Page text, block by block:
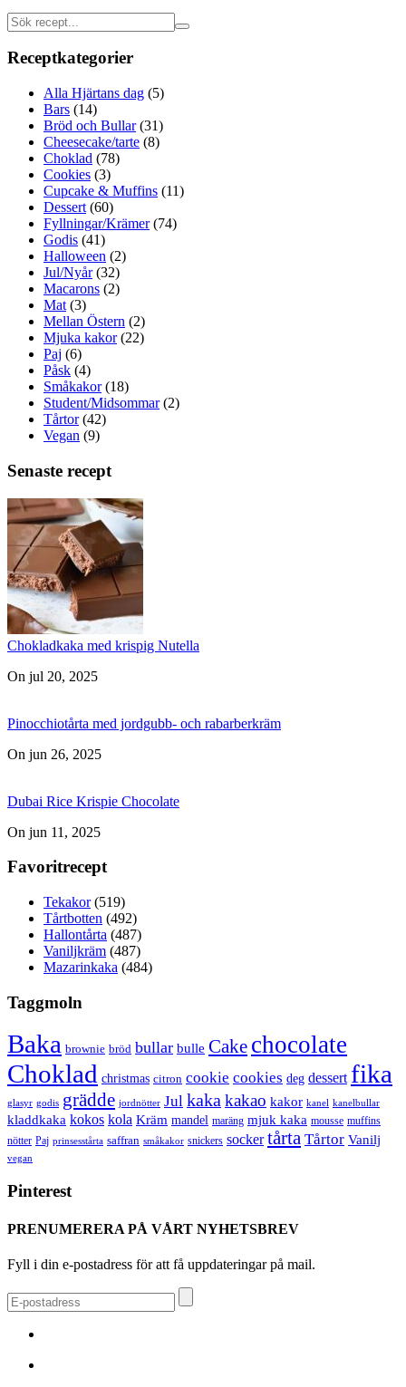
Receptkategorier
Alla Hjärtans dag (5)
Bars (14)
Bröd och Bullar(31)
Cheesecake/tarte (8)
Choklad (78)
Cookies (3)
Cupcake & Muffins (11)
Dessert (60)
Fyllningar/Krämer(74)
Godis (41)
Halloween (2)
Jul/Nyår(32)
Macarons (2)
Mat (3)
Mellan Östern (2)
Mjuka kakor(22)
Paj (6)
Påsk (4)
Småkakor(18)
Student/Midsommar(2)
Tårtor(42)
Vegan (9)
Senaste recept
Chokladkaka med krispig Nutella
On jul 20, 2025
Pinocchiotårta med jordgubb- och rabarberkräm
On jun 26, 2025
Dubai Rice Krispie Chocolate
On jun 11, 2025
Favoritrecept
Tekakor(519)
Tårtbotten (492)
Hallontårta (487)
Vaniljkräm (487)
Mazarinkaka (484)
Taggmoln
Baka brownie bröd bullar bulle Cake chocolate
Choklad christmas citron cookie cookies deg dessert fika
glasyr godis grädde jordnötter Jul kaka kakao kakor kanel kanelbullar
kladdkaka kokos kola Kräm mandel maräng mjuk kaka mousse muffins
nötter Paj prinsesstårta saffran småkakor snickers socker tårta Tårtor Vanilj
vegan
Pinterest
PRENUMERERA PÅ VÅRT NYHETSBREV
Fyll i din e-postadress för att få uppdateringar på mail.